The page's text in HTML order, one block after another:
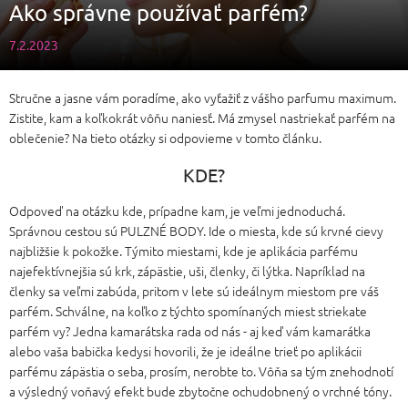
Ako správne používať parfém?
7.2.2023
Stručne a jasne vám poradíme, ako vyťažiť z vášho parfumu maximum.
Zistite, kam a koľkokrát vôňu naniesť. Má zmysel nastriekať parfém na
oblečenie? Na tieto otázky si odpovieme v tomto článku.
KDE?
Odpoveď na otázku kde, prípadne kam, je veľmi jednoduchá.
Správnou cestou sú PULZNÉ BODY. Ide o miesta, kde sú krvné cievy
najbližšie k pokožke. Týmito miestami, kde je aplikácia parfému
najefektívnejšia sú krk, zápästie, uši, členky, či lýtka. Napríklad na
členky sa veľmi zabúda, pritom v lete sú ideálnym miestom pre váš
parfém. Schválne, na koľko z týchto spomínaných miest striekate
parfém vy? Jedna kamarátska rada od nás - aj keď vám kamarátka
alebo vaša babička kedysi hovorili, že je ideálne trieť po aplikácii
parfému zápästia o seba, prosím, nerobte to. Vôňa sa tým znehodnotí
a výsledný voňavý efekt bude zbytočne ochudobnený o vrchné tóny.